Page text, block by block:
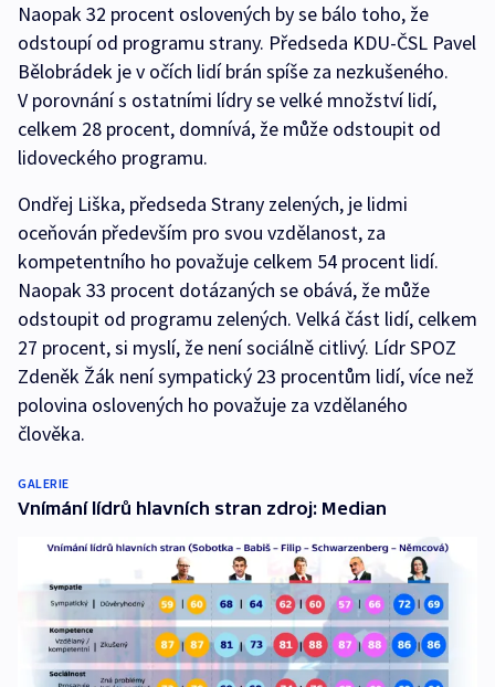
Naopak 32 procent oslovených by se bálo toho, že
odstoupí od programu strany. Předseda KDU-ČSL Pavel
Bělobrádek je v očích lidí brán spíše za nezkušeného.
V porovnání s ostatními lídry se velké množství lidí,
celkem 28 procent, domnívá, že může odstoupit od
lidoveckého programu.
Ondřej Liška, předseda Strany zelených, je lidmi
oceňován především pro svou vzdělanost, za
kompetentního ho považuje celkem 54 procent lidí.
Naopak 33 procent dotázaných se obává, že může
odstoupit od programu zelených. Velká část lidí, celkem
27 procent, si myslí, že není sociálně citlivý. Lídr SPOZ
Zdeněk Žák není sympatický 23 procentům lidí, více než
polovina oslovených ho považuje za vzdělaného
člověka.
GALERIE
Vnímání lídrů hlavních stran zdroj: Median